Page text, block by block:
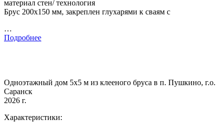
материал стен/ технология
Брус 200х150 мм, закреплен глухарями к сваям с
…
Подробнее
Одноэтажный дом 5х5 м из клееного бруса в п. Пушкино, г.о.
Саранск
2026 г.
Характеристики: